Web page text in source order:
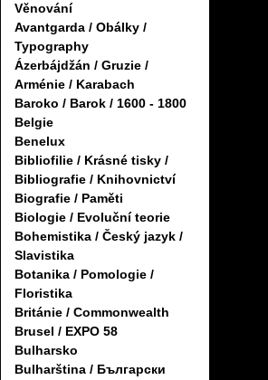
Věnování
Avantgarda / Obálky /
Typography
Ázerbájdžán / Gruzie /
Arménie / Karabach
Baroko / Barok / 1600 - 1800
Belgie
Benelux
Bibliofilie / Krásné tisky /
Bibliografie / Knihovnictví
Biografie / Paměti
Biologie / Evoluční teorie
Bohemistika / Český jazyk /
Slavistika
Botanika / Pomologie /
Floristika
Británie / Commonwealth
Brusel / EXPO 58
Bulharsko
Bulharština / Български